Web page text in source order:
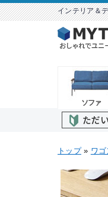
インテリア＆
ソファ
トップ» ワゴ